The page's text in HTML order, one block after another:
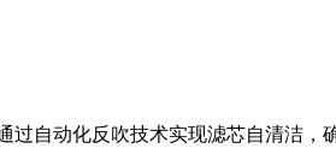
自动化反吹技术实现滤芯自清洁，